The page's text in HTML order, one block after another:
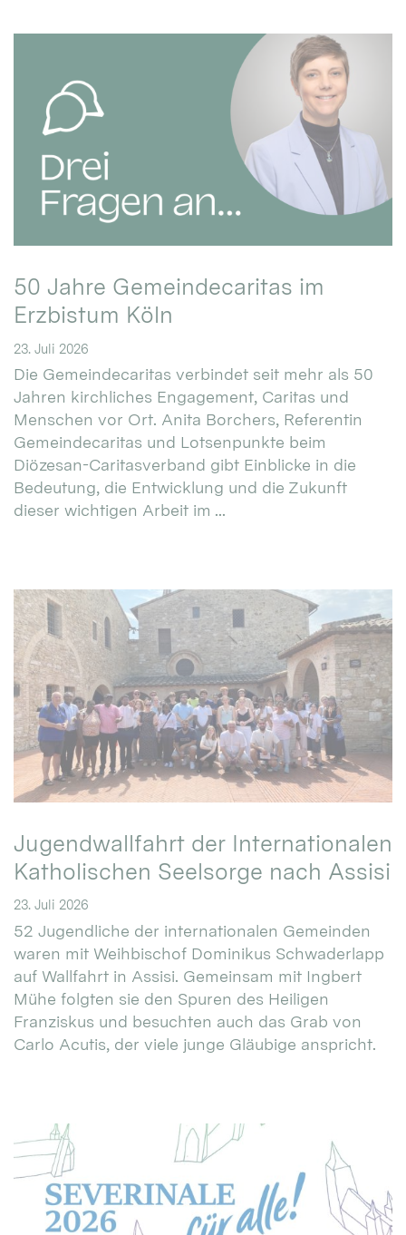
50 Jahre Gemeindecaritas im
Erzbistum Köln
23. Juli 2026
Die Gemeindecaritas verbindet seit mehr als 50
Jahren kirchliches Engagement, Caritas und
Menschen vor Ort. Anita Borchers, Referentin
Gemeindecaritas und Lotsenpunkte beim
Diözesan-Caritasverband gibt Einblicke in die
Bedeutung, die Entwicklung und die Zukunft
dieser wichtigen Arbeit im ...
Jugendwallfahrt der Internationalen
Katholischen Seelsorge nach Assisi
23. Juli 2026
52 Jugendliche der internationalen Gemeinden
waren mit Weihbischof Dominikus Schwaderlapp
auf Wallfahrt in Assisi. Gemeinsam mit Ingbert
Mühe folgten sie den Spuren des Heiligen
Franziskus und besuchten auch das Grab von
Carlo Acutis, der viele junge Gläubige anspricht.